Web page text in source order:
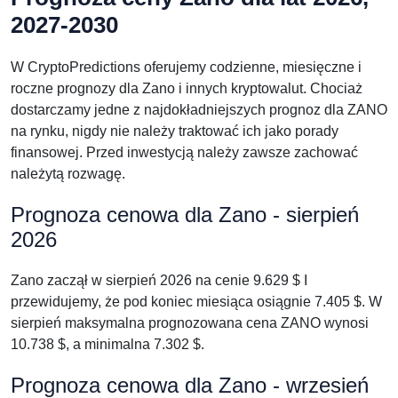
2027-2030
W CryptoPredictions oferujemy codzienne, miesięczne i
roczne prognozy dla Zano i innych kryptowalut. Chociaż
dostarczamy jedne z najdokładniejszych prognoz dla ZANO
na rynku, nigdy nie należy traktować ich jako porady
finansowej. Przed inwestycją należy zawsze zachować
należytą rozwagę.
Prognoza cenowa dla Zano - sierpień
2026
Zano zaczął w sierpień 2026 na cenie 9.629 $ I
przewidujemy, że pod koniec miesiąca osiągnie 7.405 $. W
sierpień maksymalna prognozowana cena ZANO wynosi
10.738 $, a minimalna 7.302 $.
Prognoza cenowa dla Zano - wrzesień